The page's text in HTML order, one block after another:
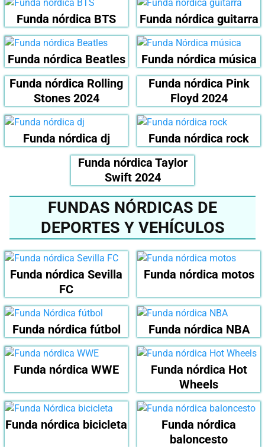
Funda nórdica BTS Funda nórdica guitarra
Funda nórdica Beatles
Funda nórdica música
Funda nórdica Rolling
Stones 2024
Funda nórdica Pink
Floyd 2024
Funda nórdica dj
Funda nórdica rock
Funda nórdica Taylor
Swift 2024
FUNDAS NÓRDICAS DE
DEPORTES Y VEHÍCULOS
Funda nórdica Sevilla
FC
Funda nórdica motos
Funda nórdica fútbol Funda nórdica NBA
Funda nórdica WWE
Funda nórdica Hot
Wheels
Funda nórdica bicicleta
Funda nórdica
baloncesto